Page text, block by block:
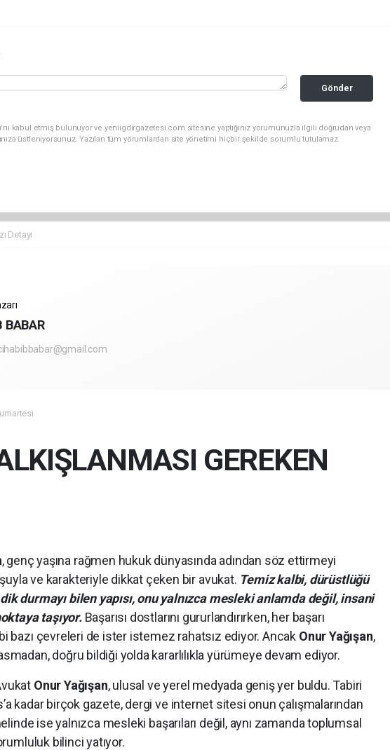
Gönder
kabul etmiş bulunuyor ve yeniigdirgazetesi.com sitesine yaptığınız yorumunuzla ilgili doğrudan veya
üstleniyorsunuz. Yazılan tüm yorumlardan site yönetimi hiçbir şekilde sorumlu tutulamaz.
Detayı
BABAR
GEREKEN
, genç yaşına rağmen hukuk dünyasında adından söz ettirmeyi
ve karakteriyle dikkat çeken bir avukat. Temiz kalbi, dürüstlüğü
durmayı bilen yapısı, onu yalnızca mesleki anlamda değil, insani
taşıyor. Başarısı dostlarını gururlandırırken, her başarı
bazı çevreleri de ister istemez rahatsız ediyor. Ancak Onur Yağışan,
doğru bildiği yolda kararlılıkla yürümeye devam ediyor.
Onur Yağışan, ulusal ve yerel medyada geniş yer buldu. Tabiri
kadar birçok gazete, dergi ve internet sitesi onun çalışmalarından
ise yalnızca mesleki başarıları değil, aynı zamanda toplumsal
bilinci yatıyor.